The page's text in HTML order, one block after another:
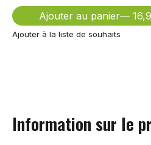
Ajouter au panier —
Ajouter à la liste de souhaits
Information sur le